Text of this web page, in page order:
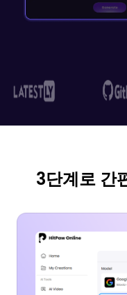
3단계로 간